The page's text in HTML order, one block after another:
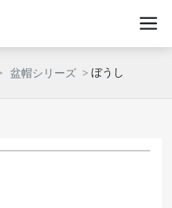
盆帽シリーズ ぼうし